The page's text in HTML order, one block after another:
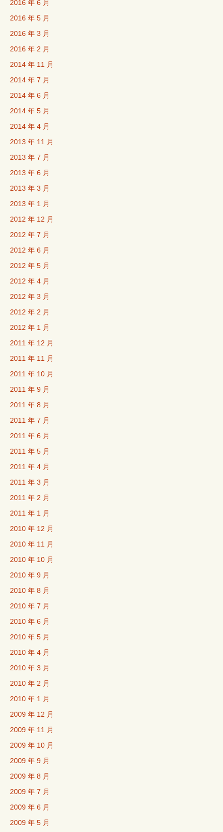
2016 年 6 月
2016 年 5 月
2016 年 3 月
2016 年 2 月
2014 年 11 月
2014 年 7 月
2014 年 6 月
2014 年 5 月
2014 年 4 月
2013 年 11 月
2013 年 7 月
2013 年 6 月
2013 年 3 月
2013 年 1 月
2012 年 12 月
2012 年 7 月
2012 年 6 月
2012 年 5 月
2012 年 4 月
2012 年 3 月
2012 年 2 月
2012 年 1 月
2011 年 12 月
2011 年 11 月
2011 年 10 月
2011 年 9 月
2011 年 8 月
2011 年 7 月
2011 年 6 月
2011 年 5 月
2011 年 4 月
2011 年 3 月
2011 年 2 月
2011 年 1 月
2010 年 12 月
2010 年 11 月
2010 年 10 月
2010 年 9 月
2010 年 8 月
2010 年 7 月
2010 年 6 月
2010 年 5 月
2010 年 4 月
2010 年 3 月
2010 年 2 月
2010 年 1 月
2009 年 12 月
2009 年 11 月
2009 年 10 月
2009 年 9 月
2009 年 8 月
2009 年 7 月
2009 年 6 月
2009 年 5 月